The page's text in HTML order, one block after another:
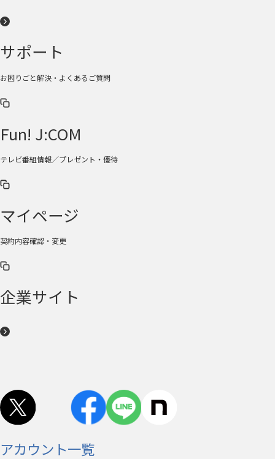
サポート
お困りごと解決・よくあるご質問
Fun! J:COM
テレビ番組情報／プレゼント・優待
マイページ
契約内容確認・変更
企業サイト
アカウント一覧